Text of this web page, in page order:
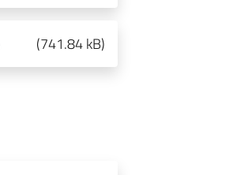
(741.84 kB)